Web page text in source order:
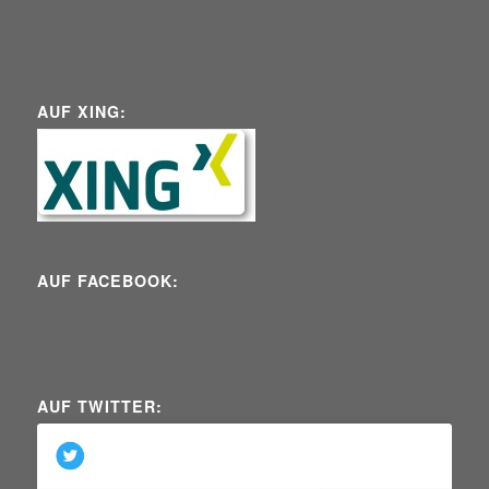
AUF XING:
AUF FACEBOOK:
AUF TWITTER: